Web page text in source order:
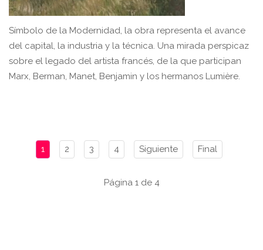
Símbolo de la Modernidad, la obra representa el avance
del capital, la industria y la técnica. Una mirada perspicaz
sobre el legado del artista francés, de la que participan
Marx, Berman, Manet, Benjamin y los hermanos Lumière.
1 2 3 4 Siguiente Final
Página 1 de 4